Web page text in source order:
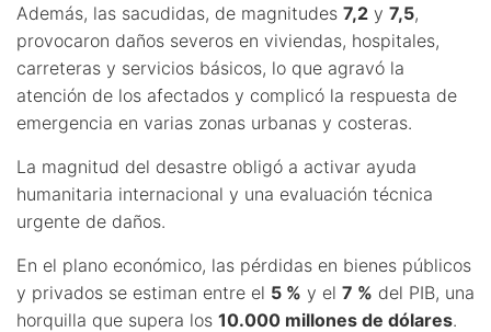
Además, las sacudidas, de magnitudes 7,2 y 7,5,
provocaron daños severos en viviendas, hospitales,
carreteras y servicios básicos, lo que agravó la
atención de los afectados y complicó la respuesta de
emergencia en varias zonas urbanas y costeras.
La magnitud del desastre obligó a activar ayuda
humanitaria internacional y una evaluación técnica
urgente de daños.
En el plano económico, las pérdidas en bienes públicos
y privados se estiman entre el 5 % y el 7 % del PIB, una
horquilla que supera los 10.000 millones de dólares.